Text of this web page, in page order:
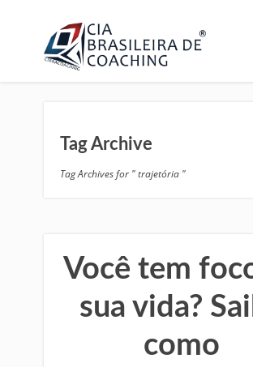
Tag Archive
Tag Archives for " trajetória "
Você tem
sua vida?
como